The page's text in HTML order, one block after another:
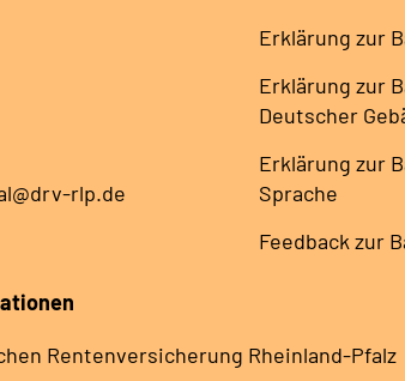
rlp.de
Erklärung zur
Erklärung zur
Deutscher
Erklärung zur
Sprache
Feedback zur
Rentenversicherung Rheinland-Pfalz